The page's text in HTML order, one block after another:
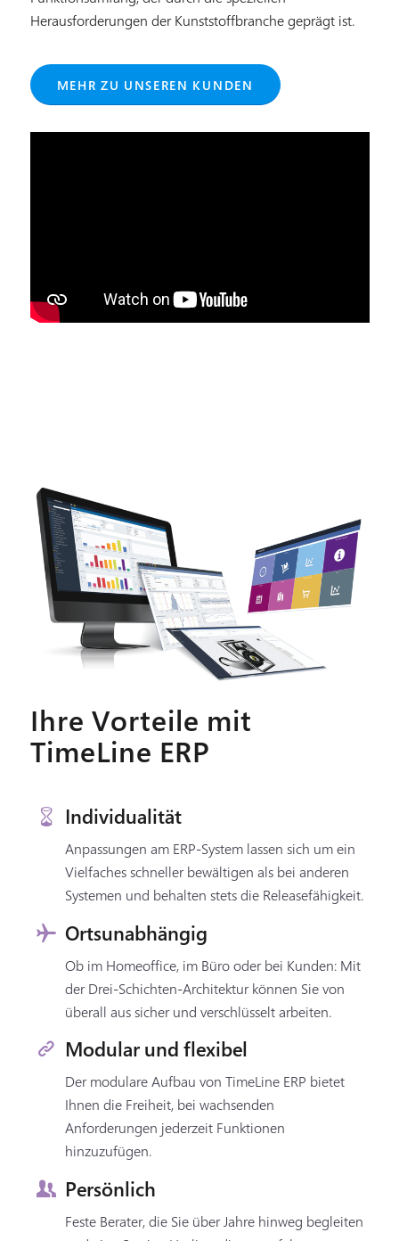
Herausforderungen der Kunststoffbranche geprägt ist.
MEHR ZU UNSEREN KUNDEN
Ihre Vorteile mit
TimeLine ERP
Individualität
Anpassungen am ERP-System lassen sich um ein
Vielfaches schneller bewältigen als bei anderen
Systemen und behalten stets die Releasefähigkeit.
Ortsunabhängig
Ob im Homeoffice, im Büro oder bei Kunden: Mit
der Drei-Schichten-Architektur können Sie von
überall aus sicher und verschlüsselt arbeiten.
Modular und flexibel
Der modulare Aufbau von TimeLine ERP bietet
Ihnen die Freiheit, bei wachsenden
Anforderungen jederzeit Funktionen
hinzuzufügen.
Persönlich
Feste Berater, die Sie über Jahre hinweg begleiten